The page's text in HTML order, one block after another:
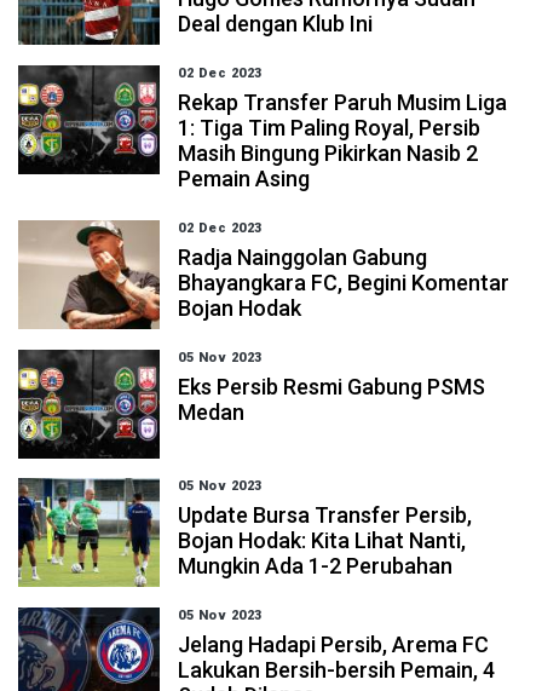
Deal dengan Klub Ini
02 Dec 2023
Rekap Transfer Paruh Musim Liga
1: Tiga Tim Paling Royal, Persib
Masih Bingung Pikirkan Nasib 2
Pemain Asing
02 Dec 2023
Radja Nainggolan Gabung
Bhayangkara FC, Begini Komentar
Bojan Hodak
05 Nov 2023
Eks Persib Resmi Gabung PSMS
Medan
05 Nov 2023
Update Bursa Transfer Persib,
Bojan Hodak: Kita Lihat Nanti,
Mungkin Ada 1-2 Perubahan
05 Nov 2023
Jelang Hadapi Persib, Arema FC
Lakukan Bersih-bersih Pemain, 4